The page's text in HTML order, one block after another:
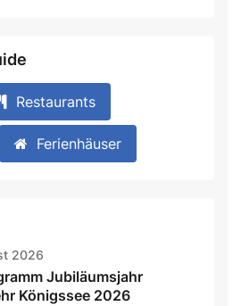
Restaurants
Ferienhäuser
2026
Jubiläumsjahr
Königssee 2026